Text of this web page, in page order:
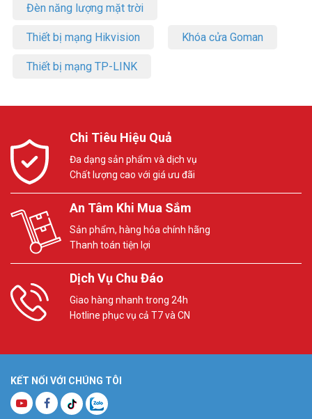
Đèn năng lượng mặt trời
Thiết bị mạng Hikvision Khóa cửa Goman
Thiết bị mạng TP-LINK
Chi Tiêu Hiệu Quả
Đa dạng sản phẩm và dịch vụ
Chất lượng cao với giá ưu đãi
An Tâm Khi Mua Sắm
Sản phẩm, hàng hóa chính hãng
Thanh toán tiện lợi
Dịch Vụ Chu Đáo
Giao hàng nhanh trong 24h
Hotline phục vụ cả T7 và CN
KẾT NỐI VỚI CHÚNG TÔI